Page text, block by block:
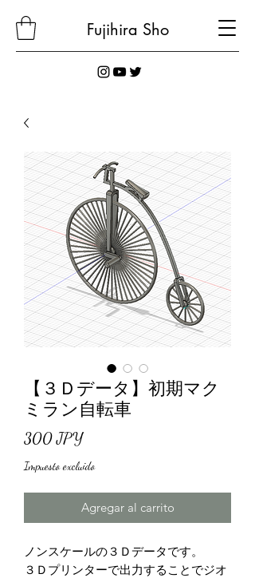
Fujihira Sho
【３Ｄデータ】初期マク
ミラン自転車
300 JPYPrecio
Impuesto excluido
Agregar al carrito
ノンスケールの３Ｄデータです。
３Ｄプリンターで出力することでジオ